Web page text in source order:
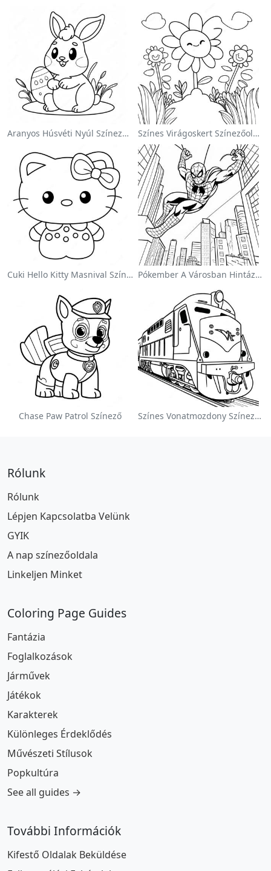
Aranyos Húsvéti Nyúl Színezőoldalon Színes Virágoskert Színezőoldalon
Cuki Hello Kitty Masnival Színezőlap Pókember A Városban Hintázva Színezőlap
Chase Paw Patrol Színező Színes Vonatmozdony Színezőlap
Rólunk
Rólunk
Lépjen Kapcsolatba Velünk
GYIK
A nap színezőoldala
Linkeljen Minket
Coloring Page Guides
Fantázia
Foglalkozások
Járművek
Játékok
Karakterek
Különleges Érdeklődés
Művészeti Stílusok
Popkultúra
See all guides →
További Információk
Kifestő Oldalak Beküldése